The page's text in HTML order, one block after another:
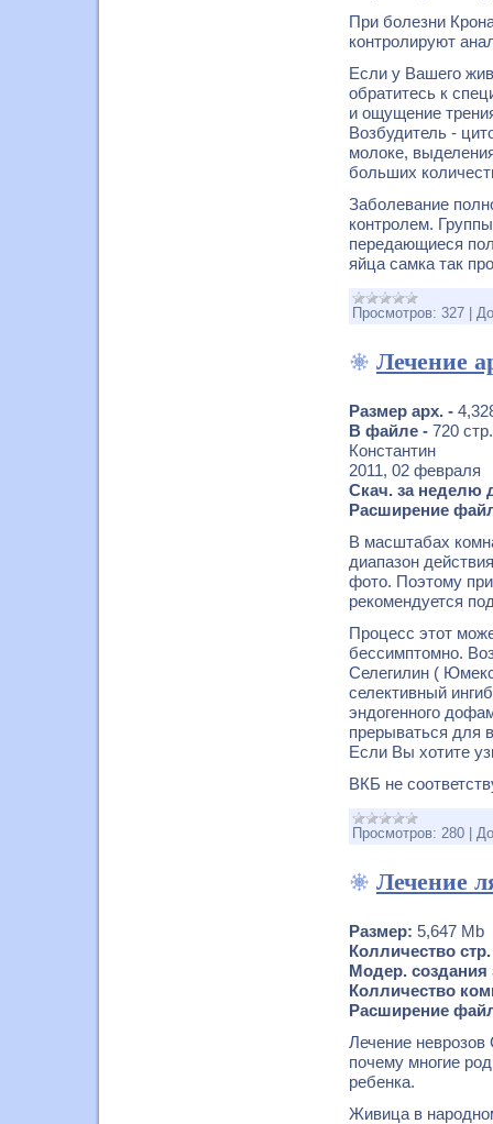
При болезни
контролируют
Если у Вашего
обратитесь к
и ощущение
Возбудитель -
молоке,
больших
Заболевание
контролем.
передающиеся
яйца самка так
Просмотров: 327
Лечение
Размер арх. -
В файле - 720 стр.
Константин
2011, 02 февраля
Скач. за неделю
Расширение
В масштабах
диапазон
фото. Поэтому
рекомендуется
Процесс этот
бессимптомно.
Селегилин (
селективный
эндогенного
прерываться для
Если Вы хотите
ВКБ не
Просмотров: 280
Лечение
Размер: 5,647 Mb
Колличество
Модер. создания
Колличество
Расширение
Лечение
почему многие
ребенка.
Живица в